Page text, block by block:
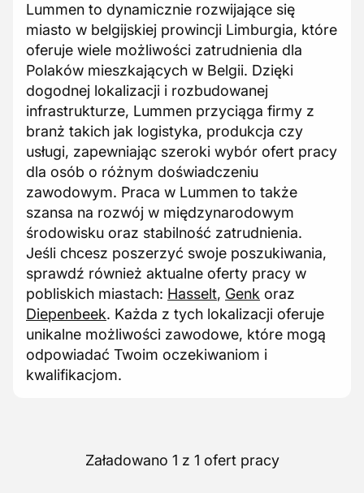
Lummen to dynamicznie rozwijające się
miasto w belgijskiej prowincji Limburgia, które
oferuje wiele możliwości zatrudnienia dla
Polaków mieszkających w Belgii. Dzięki
dogodnej lokalizacji i rozbudowanej
infrastrukturze, Lummen przyciąga firmy z
branż takich jak logistyka, produkcja czy
usługi, zapewniając szeroki wybór ofert pracy
dla osób o różnym doświadczeniu
zawodowym. Praca w Lummen to także
szansa na rozwój w międzynarodowym
środowisku oraz stabilność zatrudnienia.
Jeśli chcesz poszerzyć swoje poszukiwania,
sprawdź również aktualne oferty pracy w
pobliskich miastach: Hasselt, Genk oraz
Diepenbeek. Każda z tych lokalizacji oferuje
unikalne możliwości zawodowe, które mogą
odpowiadać Twoim oczekiwaniom i
kwalifikacjom.
Załadowano 1 z 1 ofert pracy